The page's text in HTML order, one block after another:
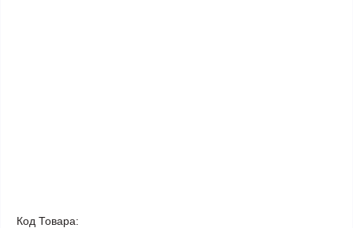
Код Товара: